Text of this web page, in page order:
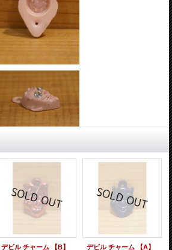
デビル チャーム 【B】 デビル チャーム 【A】